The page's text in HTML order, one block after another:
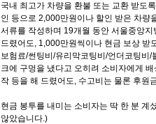
국내 최고가 차량을 환불 또는 교환 받도
인 등으로 2,000만원이나 할인 받은 차량
서류를 작성하며 19개월 동안 서울중앙
드렸어도, 1,000만원씩이나 현금 보상 받
보험료/썬팅비/유리막코팅비/언더코팅비
크에 구멍을 냈다고 오히려 소비자에게
작 등을 해 드렸어도, 수고비는 물론 후원
현금 봉투를 내미는 소비자는 딱 한 분 계
않았습니다.)